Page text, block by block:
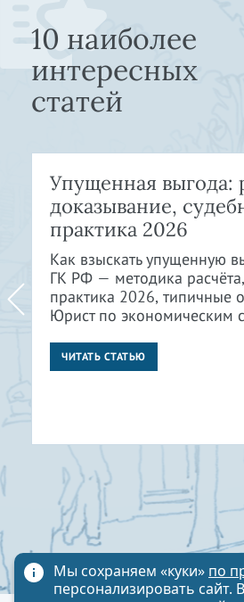
10 наиболее
интересных
статей
Упущенная выгода:
доказывание,
практика 2026
Как взыскать упущенную
ГК РФ — методика
практика 2026, типичные
Юрист по экономическим
ЧИТАТЬ СТАТЬЮ
Мы сохраняем «куки» по
персонализировать сайт.